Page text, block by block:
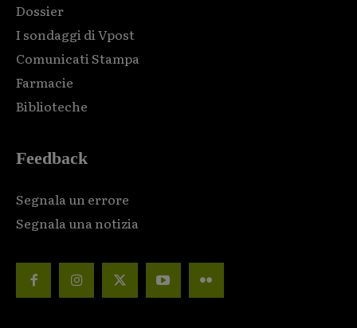
Dossier
I sondaggi di Vpost
Comunicati Stampa
Farmacie
Biblioteche
Feedback
Segnala un errore
Segnala una notizia